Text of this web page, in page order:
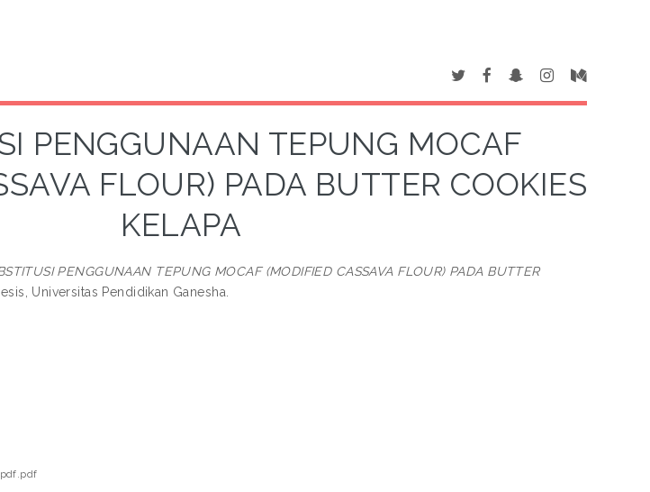
PENGGUNAAN TEPUNG MOCAF
FLOUR) PADA BUTTER COOKIES
KELAPA
PENGGUNAAN TEPUNG MOCAF (MODIFIED CASSAVA FLOUR) PADA BUTTER
Universitas Pendidikan Ganesha.